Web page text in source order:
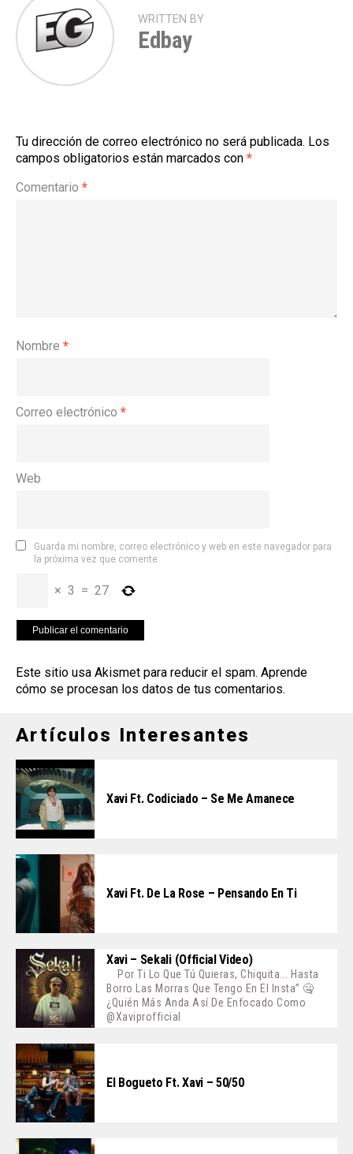
WRITTEN BY
Edbay
Tu dirección de correo electrónico no será publicada. Los
campos obligatorios están marcados con *
Comentario *
Nombre *
Correo electrónico *
Web
Guarda mi nombre, correo electrónico y web en este navegador para
la próxima vez que comente.
× 3 = 27
Este sitio usa Akismet para reducir el spam. Aprende
cómo se procesan los datos de tus comentarios.
Artículos Interesantes
Xavi Ft. Codiciado – Se Me Amanece
Xavi Ft. De La Rose – Pensando En Ti
Xavi – Sekali (Official Video)
Por Ti Lo Que Tú Quieras, Chiquita... Hasta
Borro Las Morras Que Tengo En El Insta” 🤐
¿Quién Más Anda Así De Enfocado Como
@xaviprofficial
El Bogueto Ft. Xavi – 50/50